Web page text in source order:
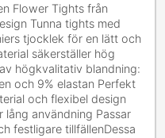
Flower Tights från
Tunna tights med
tjocklek för en lätt och
säkerställer hög
högkvalitativ blandning:
och 9% elastan Perfekt
och flexibel design
användning Passar
festligare tillfällenDessa